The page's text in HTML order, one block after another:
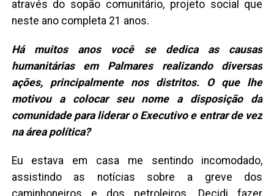
através do sopão comunitário, projeto social que
neste ano completa 21 anos.
Há muitos anos você se dedica as causas
humanitárias em Palmares realizando diversas
ações, principalmente nos distritos. O que lhe
motivou a colocar seu nome a disposição da
comunidade para liderar o Executivo e entrar de vez
na área política?
Eu estava em casa me sentindo incomodado,
assistindo as notícias sobre a greve dos